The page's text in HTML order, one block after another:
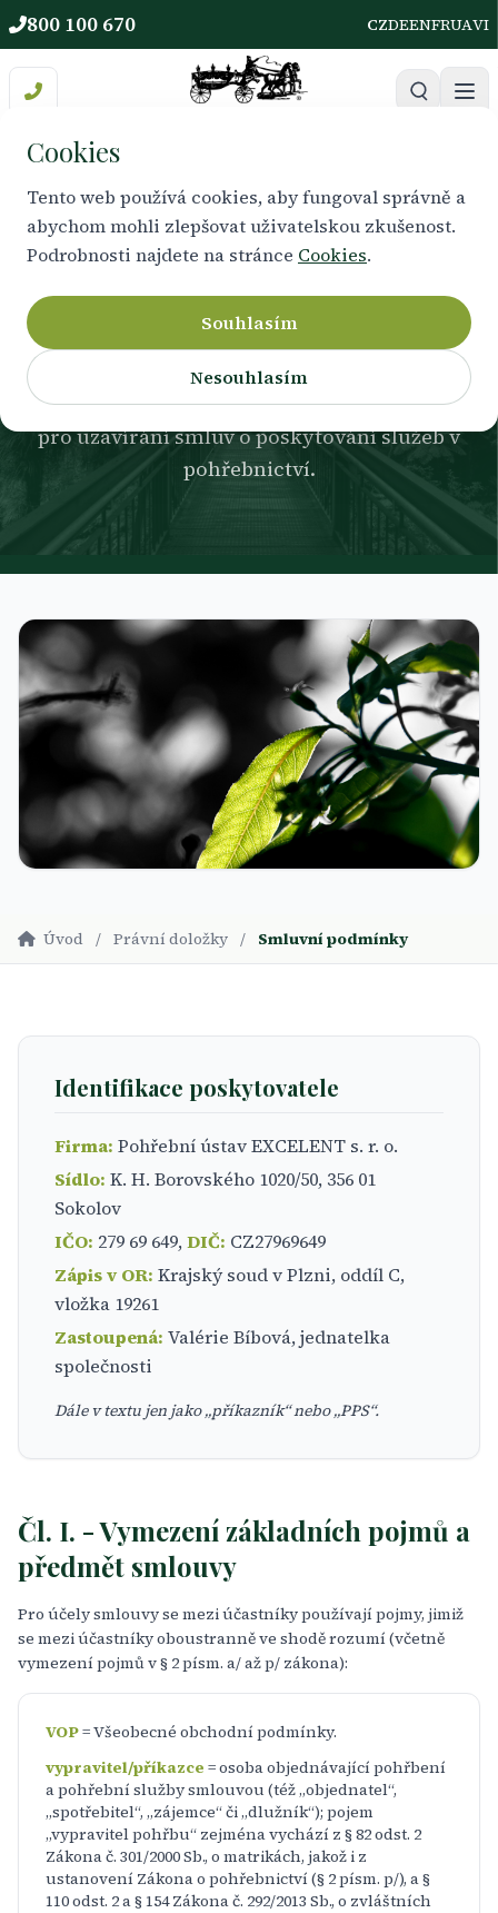
800 100 670 CZDEENFRUAVI
PRÁVNÍ DOLOŽKY
Všeobecné obchodní
podmínky
pro uzavírání smluv o poskytování služeb v
pohřebnictví.
Úvod / Právní doložky / Smluvní podmínky
Identifikace poskytovatele
Firma: Pohřební ústav EXCELENT s. r. o.
Sídlo: K. H. Borovského 1020/50, 356 01
Sokolov
IČO: 279 69 649,DIČ: CZ27969649
Zápis v OR: Krajský soud v Plzni, oddíl C,
vložka 19261
Zastoupená: Valérie Bíbová, jednatelka
společnosti
Dále v textu jen jako „příkazník“ nebo „PPS“.
Čl. I. - Vymezení základních pojmů a
předmět smlouvy
Pro účely smlouvy se mezi účastníky používají pojmy, jimiž
se mezi účastníky oboustranně ve shodě rozumí (včetně
vymezení pojmů v § 2 písm. a/ až p/ zákona):
VOP= Všeobecné obchodní podmínky.
vypravitel/příkazce = osoba objednávající pohřbení
a pohřební služby smlouvou (též „objednatel“,
„spotřebitel“, „zájemce“ či „dlužník“); pojem
„vypravitel pohřbu“ zejména vychází z § 82 odst. 2
Zákona č. 301/2000 Sb., o matrikách, jakož i z
ustanovení Zákona o pohřebnictví (§ 2 písm. p/), a §
110 odst. 2 a § 154 Zákona č. 292/2013 Sb., o zvláštních
Cookies
Tento web používá cookies, aby fungoval správně a
abychom mohli zlepšovat uživatelskou zkušenost.
Podrobnosti najdete na stránce Cookies.
Souhlasím
Nesouhlasím